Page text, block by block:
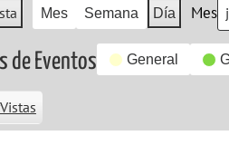
Mes Semana Día Mes
de Eventos General
Vistas